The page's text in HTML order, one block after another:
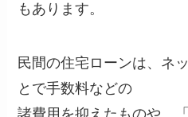
もあります。
民間の住宅ローンは、ネ
とで手数料などの